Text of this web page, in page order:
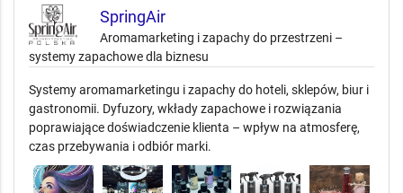
SpringAir
Aromamarketing i zapachy do przestrzeni –
systemy zapachowe dla biznesu
Systemy aromamarketingu i zapachy do hoteli, sklepów, biur i
gastronomii. Dyfuzory, wkłady zapachowe i rozwiązania
poprawiające doświadczenie klienta – wpływ na atmosferę,
czas przebywania i odbiór marki.